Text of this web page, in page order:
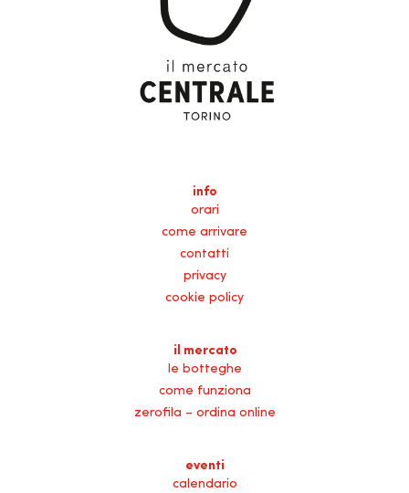
info
orari
come arrivare
contatti
privacy
cookie policy
il mercato
le botteghe
come funziona
zerofila – ordina online
eventi
calendario